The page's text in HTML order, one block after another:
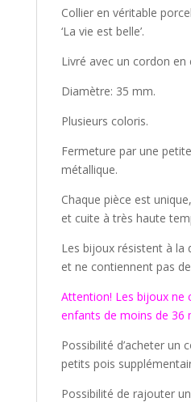
Collier en véritable
‘La vie est belle’.
Livré avec un cordon
Diamètre: 35 mm.
Plusieurs coloris.
Fermeture par une
métallique.
Chaque pièce est
et cuite à très haute
Les bijoux résistent à la
et ne contiennent pas
Attention! Les bijoux ne
enfants de moins de 36
Possibilité d’acheter un
petits pois
Possibilité de rajouter